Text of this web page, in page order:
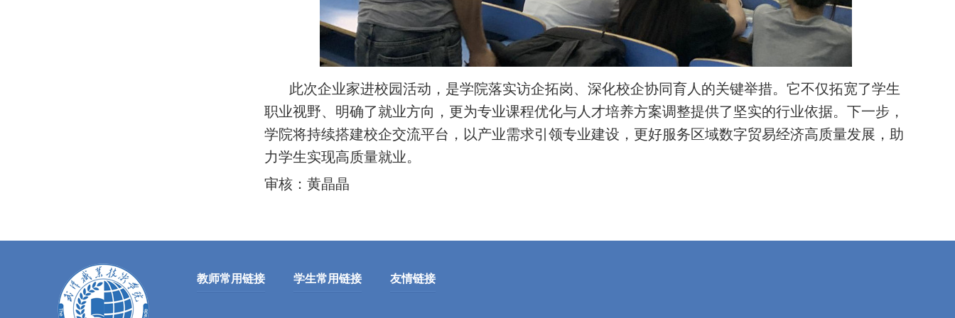
此次企业家进校园活动，是学院落实访企拓岗、深化校企协同育人的关键举措。它不仅拓宽了学生
职业视野、明确了就业方向，更为专业课程优化与人才培养方案调整提供了坚实的行业依据。下一步，
学院将持续搭建校企交流平台，以产业需求引领专业建设，更好服务区域数字贸易经济高质量发展，助
力学生实现高质量就业。
审核：黄晶晶
教师常用链接 学生常用链接 友情链接